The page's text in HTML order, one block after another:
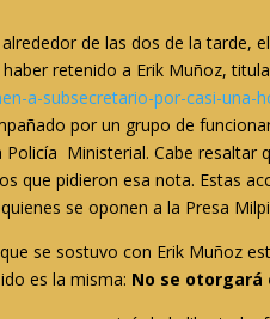
alrededor de las dos de la tarde,
retenido a Erik Muñoz,
a-subsecretario-por-casi-una-
por un grupo de
Policía Ministerial. Cabe
que pidieron esa nota. Estas
se oponen a la Presa
se sostuvo con Erik Muñoz
es la misma: No se otorgará